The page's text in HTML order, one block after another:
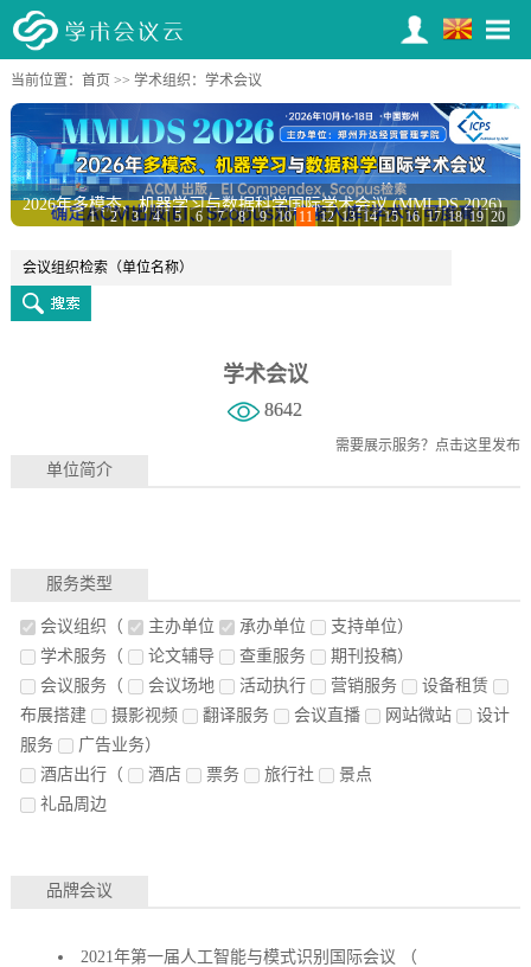
当前位置： 首页 >> 学术组织 ：学术会议
2026年多模态、机器学习与数据科学国际学术会议 (MMLDS 2026)
1 2 3 4 5 6 7 8 9 10 11 12 13 14 15 16 17 18 19 20
学术会议
8642
需要展示服务？ 点击这里发布
单位简介
服务类型
会议组织 （ 主办单位 承办单位
支持单位）
学术服务（ 论文辅导 查重服务
期刊投稿）
会议服务（ 会议场地 活动执行 营销服务
设备租赁
布展搭建
摄影视频 翻译服务 会议直播 网站微站
设计
服务
广告业务）
酒店出行（ 酒店 票务 旅行社
景点
礼品周边
品牌会议
2021年第一届人工智能与模式识别国际会议 （